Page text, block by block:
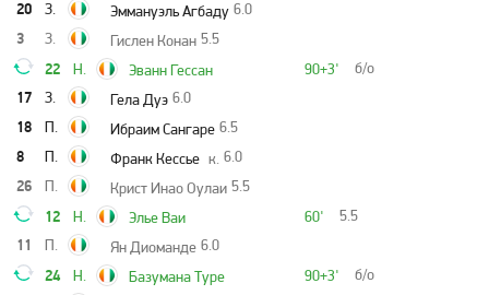
20 З. Эммануэль Агбаду 6.0
3 З. Гислен Конан 5.5
22 Н. 90+3'
Эванн Гессан б/о
17 З. Гела Дуэ 6.0
18 П. Ибраим Сангаре 6.5
8 П. Франк Кессье к. 6.0
26 П. Крист Инао Оулаи 5.5
12 Н. 60'
Элье Ваи 5.5
11 П. Ян Диоманде 6.0
24 Н. 90+3'
Базумана Туре б/о